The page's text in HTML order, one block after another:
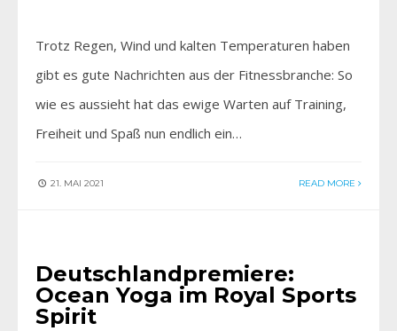
Trotz Regen, Wind und kalten Temperaturen haben
gibt es gute Nachrichten aus der Fitnessbranche: So
wie es aussieht hat das ewige Warten auf Training,
Freiheit und Spaß nun endlich ein…
21. MAI 2021 READ MORE
Deutschlandpremiere:
Ocean Yoga im Royal Sports
Spirit